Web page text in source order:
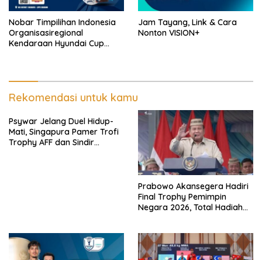
Nobar Timpilihan Indonesia
Organisasiregional
Kendaraan Hyundai Cup
Jam Tayang, Link & Cara
Nonton VISION+
Rekomendasi untuk kamu
Psywar Jelang Duel Hidup-
Mati, Singapura Pamer Trofi
Trophy AFF dan Sindir
Prabowo Akansegera Hadiri
Final Trophy Pemimpin
Negara 2026, Total Hadiah